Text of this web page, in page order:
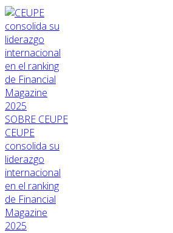
SOBRE CEUPE
CEUPE
consolida su
liderazgo
internacional
en el ranking
de Financial
Magazine
2025